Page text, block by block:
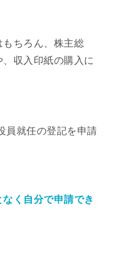
ちろん、株主総
収入印紙の購入に
員就任の登記を申請
く自分で申請でき